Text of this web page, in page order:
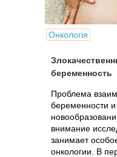
Онкологія
беременность
Проблема
беременности и
внимание
занимает
онкологии. В